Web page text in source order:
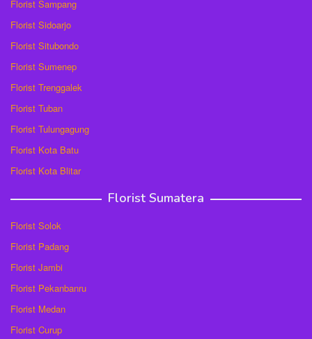
Florist Sampang
Florist Sidoarjo
Florist Situbondo
Florist Sumenep
Florist Trenggalek
Florist Tuban
Florist Tulungagung
Florist Kota Batu
Florist Kota Blitar
Florist Sumatera
Florist Solok
Florist Padang
Florist Jambi
Florist Pekanbanru
Florist Medan
Florist Curup